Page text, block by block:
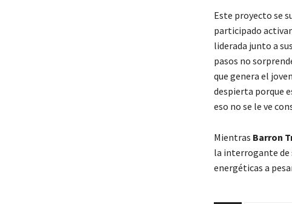
Este proyecto se
participado
liderada junto a
pasos no
que genera el
despierta porque
eso no se le ve
Mientras Barron
la interrogante de
energéticas a